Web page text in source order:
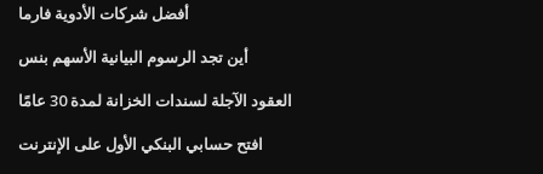
أفضل شركات الأدوية فارما
أين تجد الرسوم البيانية الأسهم بنس
العقود الآجلة لسندات الخزانة لمدة 30 عامًا
افتح حسابي البنكي الأول على الإنترنت